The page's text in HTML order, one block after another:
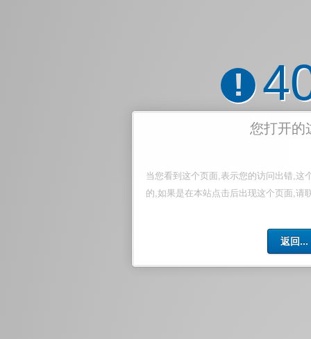
!
您打开的
当您看到这个页面,表示您的访问出错,这
的,如果是在本站点击后出现这个页面,请
返回...